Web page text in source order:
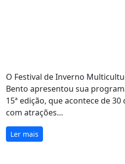
O Festival de Inverno
Bento apresentou sua
15ª edição, que acontece de
com atrações…
Ler mais